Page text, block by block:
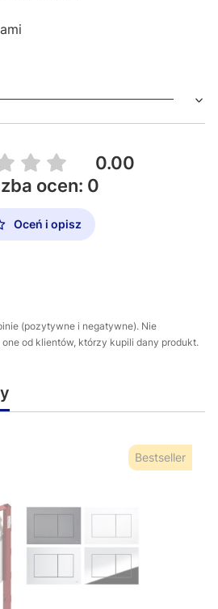
0.00
ocen: 0
Oceń i opisz
(pozytywne i negatywne). Nie
od klientów, którzy kupili dany produkt.
Bestseller